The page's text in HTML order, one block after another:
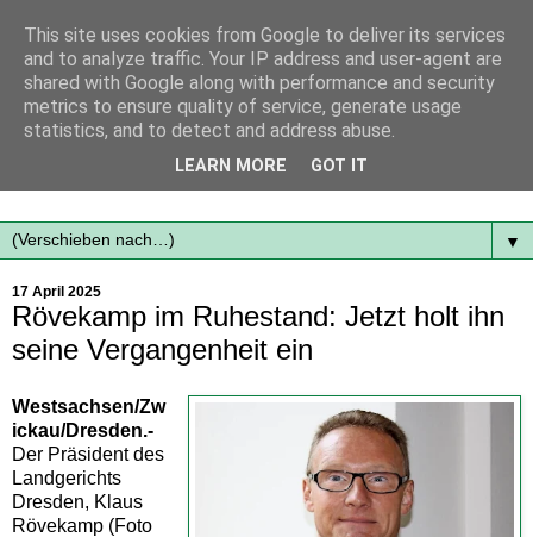
Mit frischen Themen aus der Region immer auf dem
▼
17 April 2025
Rövekamp im Ruhestand: Jetzt holt ihn
seine Vergangenheit ein
Westsachsen/Zw
ickau/Dresden.-
Der Präsident des
Landgerichts
Dresden, Klaus
Rövekamp (Foto
This site uses cookies from Google to deliver its services
and to analyze traffic. Your IP address and user-agent are
shared with Google along with performance and security
metrics to ensure quality of service, generate usage
statistics, and to detect and address abuse.
LEARN MORE GOT IT